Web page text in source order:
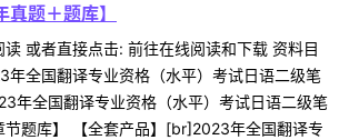
题＋题库】
或者直接点击: 前往在线阅读和下载 资料目
年全国翻译专业资格（水平）考试日语二级笔
年全国翻译专业资格（水平）考试日语二级笔
节题库】 【全套产品】[br]2023年全国翻译专